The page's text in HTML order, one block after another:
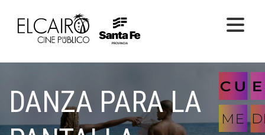
PELÍCULAS EN SALA
DANZA PARA LA